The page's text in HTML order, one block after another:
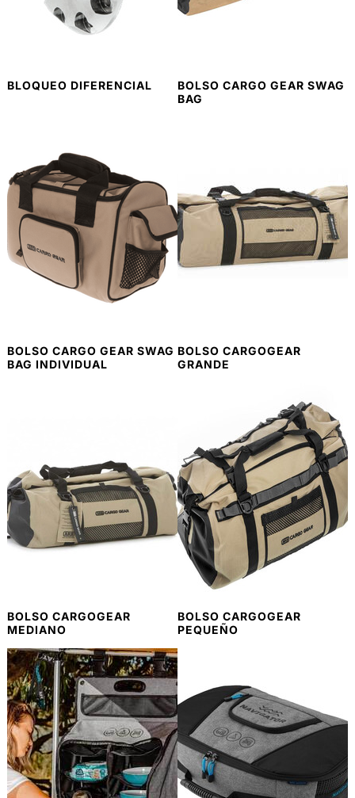
BLOQUEO DIFERENCIAL
BOLSO CARGO GEAR SWAG
BAG
BOLSO CARGO GEAR SWAG
BAG INDIVIDUAL
BOLSO CARGOGEAR
GRANDE
BOLSO CARGOGEAR
MEDIANO
BOLSO CARGOGEAR
PEQUEÑO